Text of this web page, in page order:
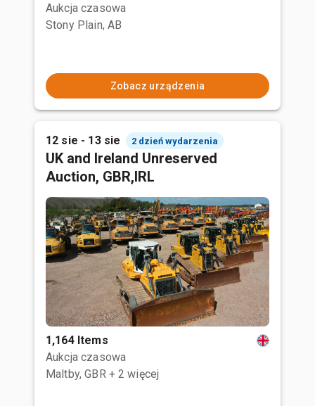
Aukcja czasowa
Stony Plain, AB
Zobacz urządzenia
12 sie - 13 sie 2 dzień wydarzenia
UK and Ireland Unreserved
Auction, GBR,IRL
1,164 Items
Aukcja czasowa
Maltby, GBR + 2 więcej